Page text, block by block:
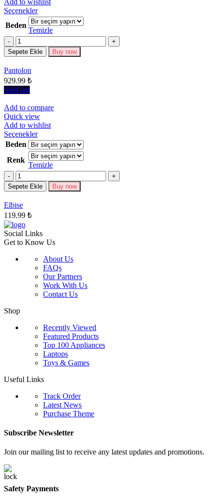
Add to wishlist
SeçeneklerBu
ürünün
birden
fazla
varyasyonu
var.
Beden
Temizle
Miktar
Sepete Ekle Buy now
Pantolon
929.99 ₺
Sold out
Add to compare
Quick view
Add to wishlist
SeçeneklerBu
ürünün
birden
fazla
varyasyonu
Seçenekler
Beden
Renk
Temizle
Miktar
Sepete Ekle Buy now
Elbise
119.99 ₺
Social Links
Get to Know Us
About Us
FAQs
Our Partners
Work With Us
Contact Us
Shop
Recently Viewed
Featured Products
Top 100 Appliances
Laptops
Toys & Games
Useful Links
Track Order
Latest News
Purchase Theme
Subscribe Newsletter
Join our mailing list to receive any latest updates and promotions.
Safety Payments